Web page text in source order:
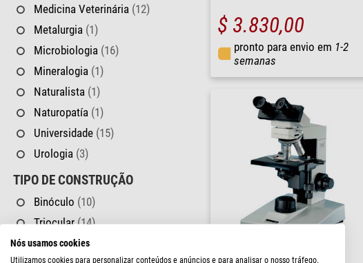
Medicina Veterinária (12)
Metalurgia (1)
Microbiologia (16)
Mineralogia (1)
Naturalista (1)
Naturopatía (1)
Universidade (15)
Urologia (3)
TIPO DE CONSTRUÇÃO
Binóculo (10)
Triocular(14)
PREÇO
$ 3.830,00
pronto para envio em 1-2
semanas
Hund
Nós usamos cookies
Utilizamos cookies para personalizar conteúdos e anúncios e para analisar o nosso tráfego.